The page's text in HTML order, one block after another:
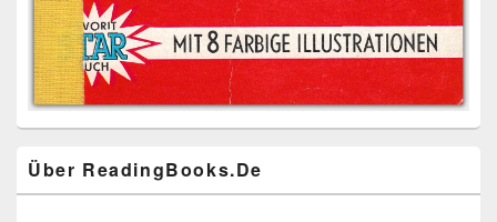
Über ReadingBooks.De